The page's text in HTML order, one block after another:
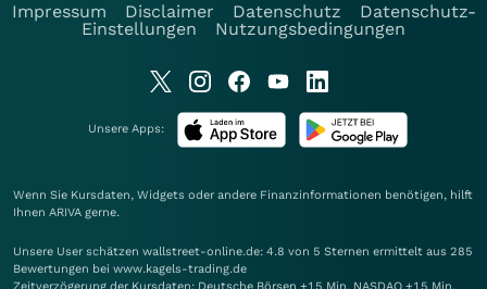
Impressum
Disclaimer Datenschutz
Datenschutz-
Einstellungen
Nutzungsbedingungen
Unsere Apps:
Wenn Sie Kursdaten, Widgets oder andere Finanzinformationen benötigen, hilft
Ihnen ARIVA gerne.
Unsere User schätzen wallstreet-online.de: 4.8 von 5 Sternen ermittelt aus 285
Bewertungen bei www.kagels-trading.de